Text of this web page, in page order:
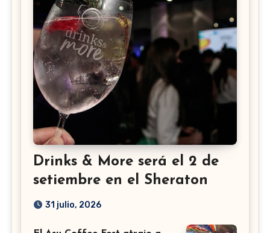
Drinks & More será el 2 de
setiembre en el Sheraton
31 julio, 2026